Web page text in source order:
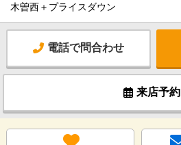
木曽西＋プライスダウン
電話で問合わせ
来店予約